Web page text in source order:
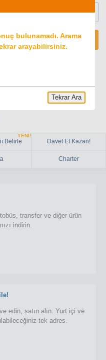
Belirle
YENİ!
Davet Et Kazan!
Charter
transfer ve diğer ürün
indirin.
edin, satın alın. Yurt içi ve
tek adres.
bulunamadı. Arama
arayabilirsiniz.
Tekrar Ara